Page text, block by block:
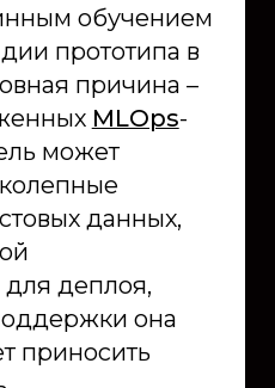
обучением
прототипа в
причина –
MLOps-
может
данных,
деплоя,
она
приносить